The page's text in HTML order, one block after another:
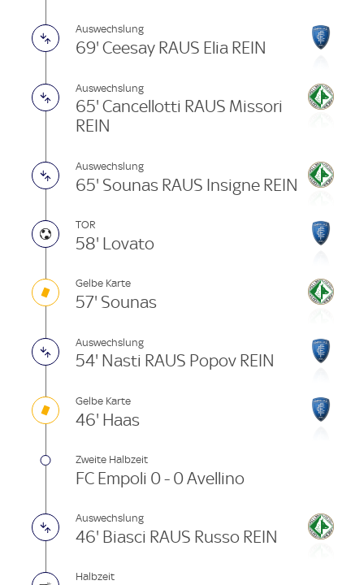
Auswechslung
69' Ceesay RAUS Elia REIN
Auswechslung
65' Cancellotti RAUS Missori
REIN
Auswechslung
65' Sounas RAUS Insigne REIN
TOR
58' Lovato
Gelbe Karte
57' Sounas
Auswechslung
54' Nasti RAUS Popov REIN
Gelbe Karte
46' Haas
Zweite Halbzeit
FC Empoli 0 - 0 Avellino
Auswechslung
46' Biasci RAUS Russo REIN
Halbzeit